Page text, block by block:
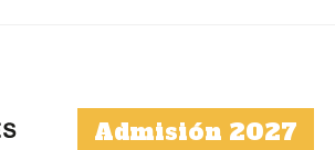
Admisión 2027